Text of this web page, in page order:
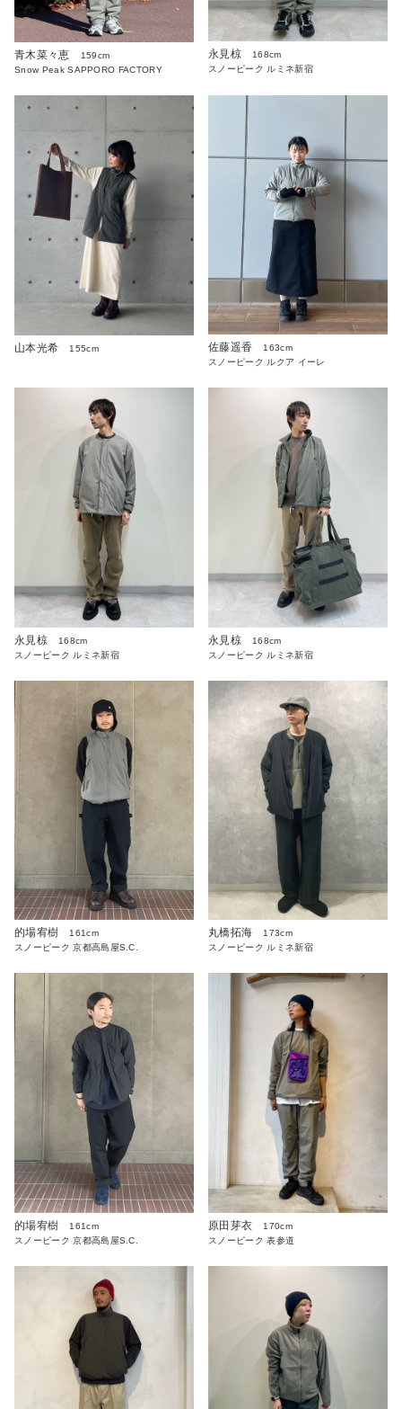
青木菜々恵
159cm
Snow Peak SAPPORO FACTORY
永見椋
168cm
スノーピーク ルミネ新宿
山本光希 155cm 佐藤遥香
163cm
スノーピーク ルクア イーレ
永見椋
168cm
スノーピーク ルミネ新宿
永見椋
168cm
スノーピーク ルミネ新宿
的場宥樹
161cm
スノーピーク 京都高島屋S.C.
丸橋拓海
173cm
スノーピーク ルミネ新宿
的場宥樹
161cm
スノーピーク 京都高島屋S.C.
原田芽衣
170cm
スノーピーク 表参道